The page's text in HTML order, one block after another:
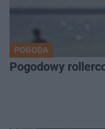
POGODA
Pogodowy